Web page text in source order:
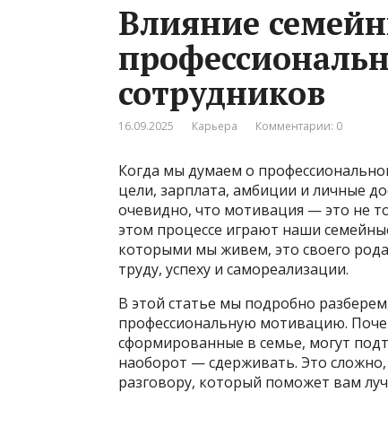
Влияние
сотрудников
16.09.2025 Карьера Комментарии: 0
Когда мы думаем о
цели, зарплата, амбиции и личные
очевидно, что мотивация — это не
этом процессе играют наши
которыми мы живем, это своего
труду, успеху и самореализации.
В этой статье мы подробно
профессиональную мотивацию.
сформированные в семье, могут
наоборот — сдерживать. Это
разговору, который поможет вам